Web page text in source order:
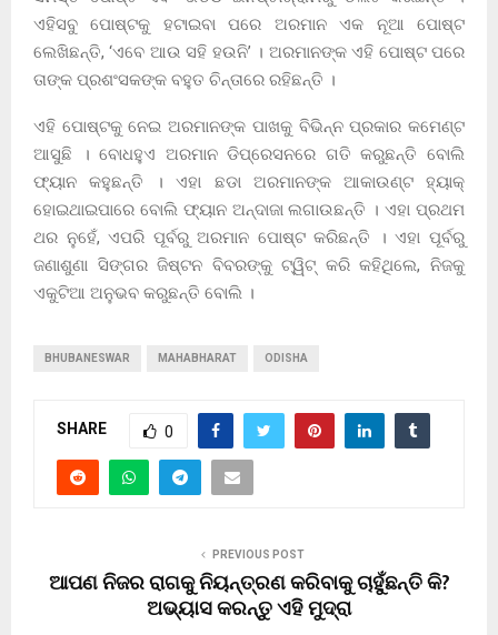
ଏହିସବୁ ପୋଷ୍ଟକୁ ହଟାଇବା ପରେ ଅରମାନ ଏକ ନୂଆ ପୋଷ୍ଟ
ଲେଖିଛନ୍ତି, ‘ଏବେ ଆଉ ସହି ହଉନି’ । ଅରମାନଙ୍କ ଏହି ପୋଷ୍ଟ ପରେ
ତାଙ୍କ ପ୍ରଶଂସକଙ୍କ ବହୁତ ଚିନ୍ତାରେ ରହିଛନ୍ତି ।
ଏହି ପୋଷ୍ଟକୁ ନେଇ ଅରମାନଙ୍କ ପାଖକୁ ବିଭିନ୍ନ ପ୍ରକାର କମେଣ୍ଟ
ଆସୁଛି । ବୋଧହୁଏ ଅରମାନ ଡିପ୍ରେସନରେ ଗତି କରୁଛନ୍ତି ବୋଲି
ଫ୍ୟାନ କହୁଛନ୍ତି । ଏହା ଛଡା ଅରମାନଙ୍କ ଆକାଉଣ୍ଟ ହ୍ୟାକ୍
ହୋଇଥାଇପାରେ ବୋଲି ଫ୍ୟାନ ଅନ୍ଦାଜା ଲଗାଉଛନ୍ତି । ଏହା ପ୍ରଥମ
ଥର ନୁହେଁ, ଏପରି ପୂର୍ବରୁ ଅରମାନ ପୋଷ୍ଟ କରିଛନ୍ତି । ଏହା ପୂର୍ବରୁ
ଜଣାଶୁଣା ସିଙ୍ଗର ଜିଷ୍ଟନ ବିବରଙ୍କୁ ଟ୍ୱିଟ୍ କରି କହିଥିଲେ, ନିଜକୁ
ଏକୁଟିଆ ଅନୁଭବ କରୁଛନ୍ତି ବୋଲି ।
BHUBANESWAR MAHABHARAT ODISHA
SHARE 0
PREVIOUS POST
ଆପଣ ନିଜର ରାଗକୁ ନିୟନ୍ତ୍ରଣ କରିବାକୁ ଚାହୁଁଛନ୍ତି କି?
ଅଭ୍ୟାସ କରନ୍ତୁ ଏହି ମୁଦ୍ରା